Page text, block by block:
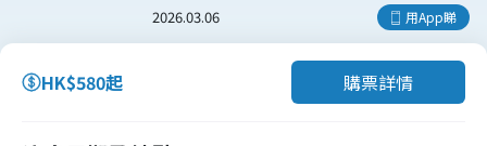
2026.03.06 用App睇
HK$580起 購票詳情